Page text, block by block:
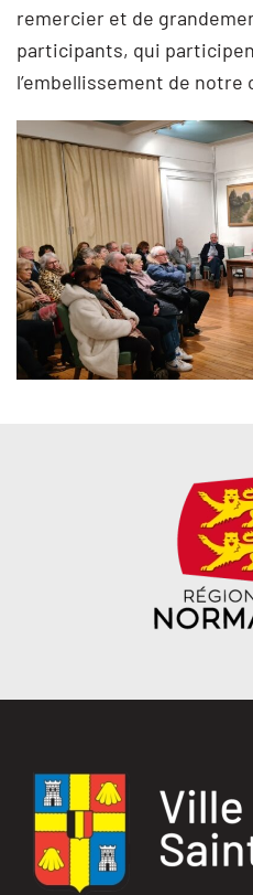
remercier et de
participants, qui
l’embellissement de notre